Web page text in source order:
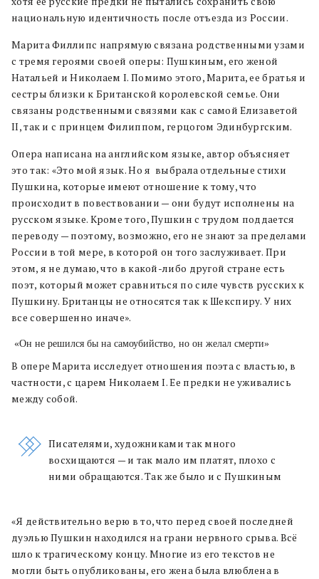
национальную идентичность после отъезда из России.
Марита Филлипс напрямую связана родственными узами
с тремя героями своей оперы: Пушкиным, его женой
Натальей и Николаем I. Помимо этого, Марита, ее братья и
сестры близки к Британской королевской семье. Они
связаны родственными связями как с самой Елизаветой
II, так и с принцем Филиппом, герцогом Эдинбургским.
Опера написана на английском языке, автор объясняет
это так: «Это мой язык. Но я выбрала отдельные стихи
Пушкина, которые имеют отношение к тому, что
происходит в повествовании — они будут исполнены на
русском языке. Кроме того, Пушкин с трудом поддается
переводу — поэтому, возможно, его не знают за пределами
России в той мере, в которой он того заслуживает. При
этом, я не думаю, что в какой-либо другой стране есть
поэт, который может сравниться по силе чувств русских к
Пушкину. Британцы не относятся так к Шекспиру. У них
все совершенно иначе».
«Он не решился бы на самоубийство, но он желал смерти»
В опере Марита исследует отношения поэта с властью, в
частности, с царем Николаем I. Ее предки не уживались
между собой.
Писателями, художниками так много
восхищаются — и так мало им платят, плохо с
ними обращаются. Так же было и с Пушкиным
«Я действительно верю в то, что перед своей последней
дуэлью Пушкин находился на грани нервного срыва. Всё
шло к трагическому концу. Многие из его текстов не
могли быть опубликованы, его жена была влюблена в